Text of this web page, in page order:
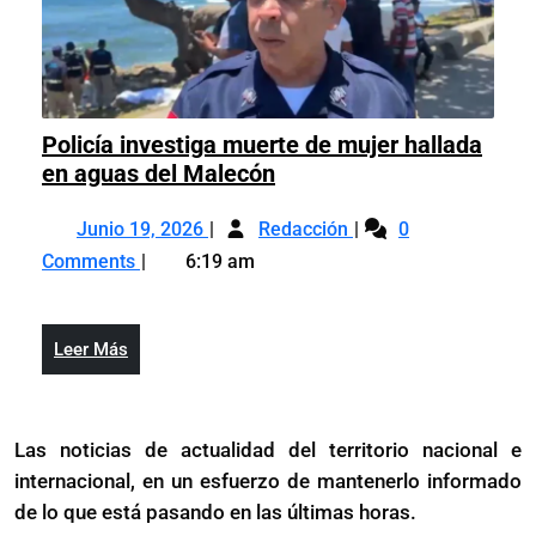
Policía investiga muerte de mujer hallada
en aguas del MalecónPolicía
muerte
Junio 19, 2026 Junio
19,
Redacción Policía
del
Malecón
0
Comments
6:19 am
Leer Más
Más
Las noticias de actualidad del territorio nacional e
internacional, en un esfuerzo de mantenerlo informado
de lo que está pasando en las últimas horas.